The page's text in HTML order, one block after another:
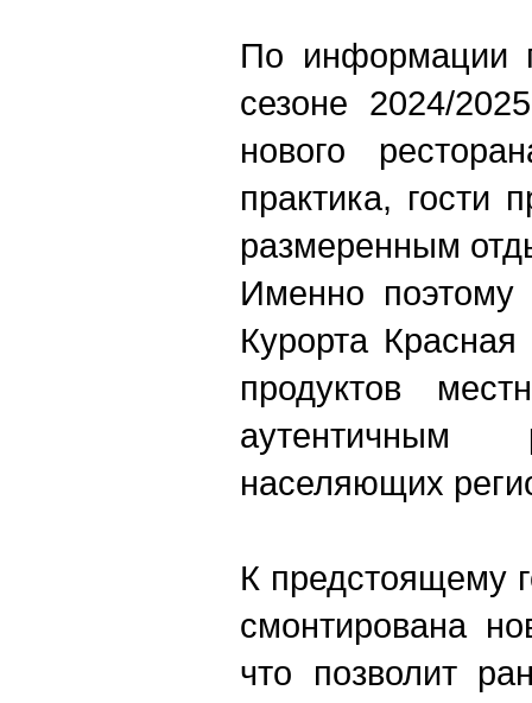
По информации
сезоне 2024/
нового
практика, гости
размеренным
Именно поэтому
Курорта
продуктов
аутентичным
населяющих
К предстоящему
смонтирована
что позволит